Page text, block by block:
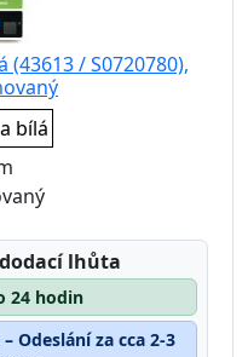
/ S0720780),
bílá
lhůta
24 hodin
Odeslání za cca 2-3